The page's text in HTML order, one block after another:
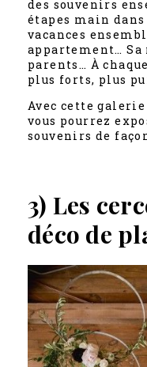
des souvenirs
étapes main
vacances
appartement… Sa
parents… À
plus forts, plus
Avec cette
vous pourrez
souvenirs de
3) Les
déco de